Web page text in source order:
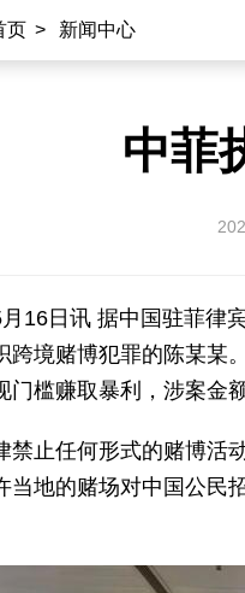
页 > 新闻中心
中菲
日讯 据中国驻菲律宾
跨境赌博犯罪的陈某某
门槛赚取暴利，涉案金
任何形式的赌博活动
当地的赌场对中国公民